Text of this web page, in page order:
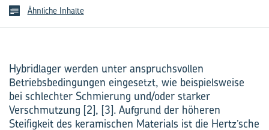
Ähnliche Inhalte
Hybridlager werden unter anspruchsvollen
Betriebsbedingungen eingesetzt, wie beispielsweise
bei schlechter Schmierung und/oder starker
Verschmutzung [2], [3]. Aufgrund der höheren
Steifigkeit des keramischen Materials ist die Hertz’sche